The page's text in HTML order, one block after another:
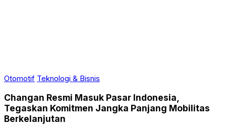
Otomotif Teknologi & Bisnis
Changan Resmi Masuk Pasar Indonesia,
Tegaskan Komitmen Jangka Panjang Mobilitas
Berkelanjutan